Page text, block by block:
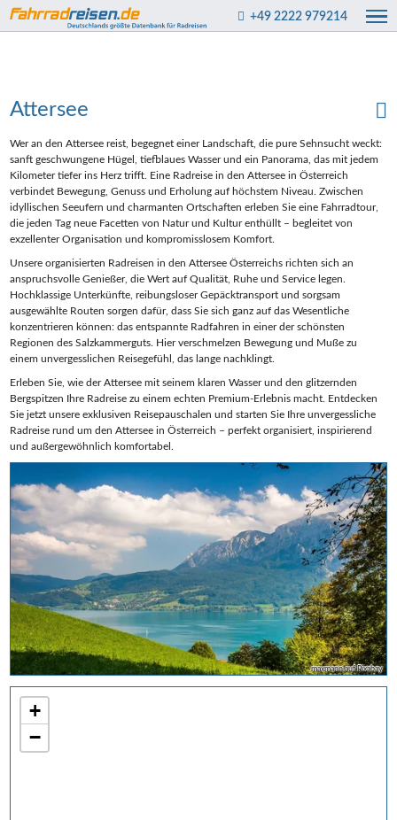
+49 2222 979214
maxmann auf Pixabay
+
−
Attersee
Wer an den Attersee reist, begegnet einer Landschaft, die pure Sehnsucht weckt:
sanft geschwungene Hügel, tiefblaues Wasser und ein Panorama, das mit jedem
Kilometer tiefer ins Herz trifft. Eine Radreise in den Attersee in Österreich
verbindet Bewegung, Genuss und Erholung auf höchstem Niveau. Zwischen
idyllischen Seeufern und charmanten Ortschaften erleben Sie eine Fahrradtour,
die jeden Tag neue Facetten von Natur und Kultur enthüllt – begleitet von
exzellenter Organisation und kompromisslosem Komfort.
Unsere organisierten Radreisen in den Attersee Österreichs richten sich an
anspruchsvolle Genießer, die Wert auf Qualität, Ruhe und Service legen.
Hochklassige Unterkünfte, reibungsloser Gepäcktransport und sorgsam
ausgewählte Routen sorgen dafür, dass Sie sich ganz auf das Wesentliche
konzentrieren können: das entspannte Radfahren in einer der schönsten
Regionen des Salzkammerguts. Hier verschmelzen Bewegung und Muße zu
einem unvergesslichen Reisegefühl, das lange nachklingt.
Erleben Sie, wie der Attersee mit seinem klaren Wasser und den glitzernden
Bergspitzen Ihre Radreise zu einem echten Premium-Erlebnis macht. Entdecken
Sie jetzt unsere exklusiven Reisepauschalen und starten Sie Ihre unvergessliche
Radreise rund um den Attersee in Österreich – perfekt organisiert, inspirierend
und außergewöhnlich komfortabel.